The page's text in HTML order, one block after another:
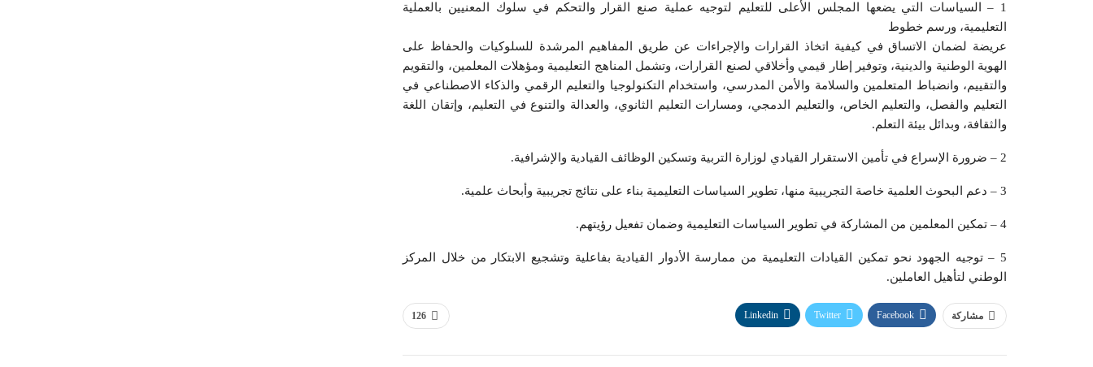
1 – السياسات التي يضعها المجلس الأعلى للتعليم لتوجيه عملية صنع القرار والتحكم في سلوك المعنيين بالعملية
التعليمية، ورسم خطوط
عريضة لضمان الاتساق في كيفية اتخاذ القرارات والإجراءات عن طريق المفاهيم المرشدة للسلوكيات والحفاظ على
الهوية الوطنية والدينية، وتوفير إطار قيمي وأخلاقي لصنع القرارات، وتشمل المناهج التعليمية ومؤهلات المعلمين، والتقويم
والتقييم، وانضباط المتعلمين والسلامة والأمن المدرسي، واستخدام التكنولوجيا والتعليم الرقمي والذكاء الاصطناعي في
التعليم والفصل، والتعليم الخاص، والتعليم الدمجي، ومسارات التعليم الثانوي، والعدالة والتنوع في التعليم، وإتقان اللغة
والثقافة، وبدائل بيئة التعلم.
2 – ضرورة الإسراع في تأمين الاستقرار القيادي لوزارة التربية وتسكين الوظائف القيادية والإشرافية.
3 – دعم البحوث العلمية خاصة التجريبية منها، تطوير السياسات التعليمية بناء على نتائج تجريبية وأبحاث علمية.
4 – تمكين المعلمين من المشاركة في تطوير السياسات التعليمية وضمان تفعيل رؤيتهم.
5 – توجيه الجهود نحو تمكين القيادات التعليمية من ممارسة الأدوار القيادية بفاعلية وتشجيع الابتكار من خلال المركز
الوطني لتأهيل العاملين.
126 مشاركة Facebook
Twitter
Linkedin